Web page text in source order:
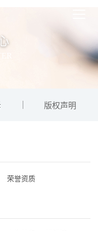
版权声明
荣誉资质